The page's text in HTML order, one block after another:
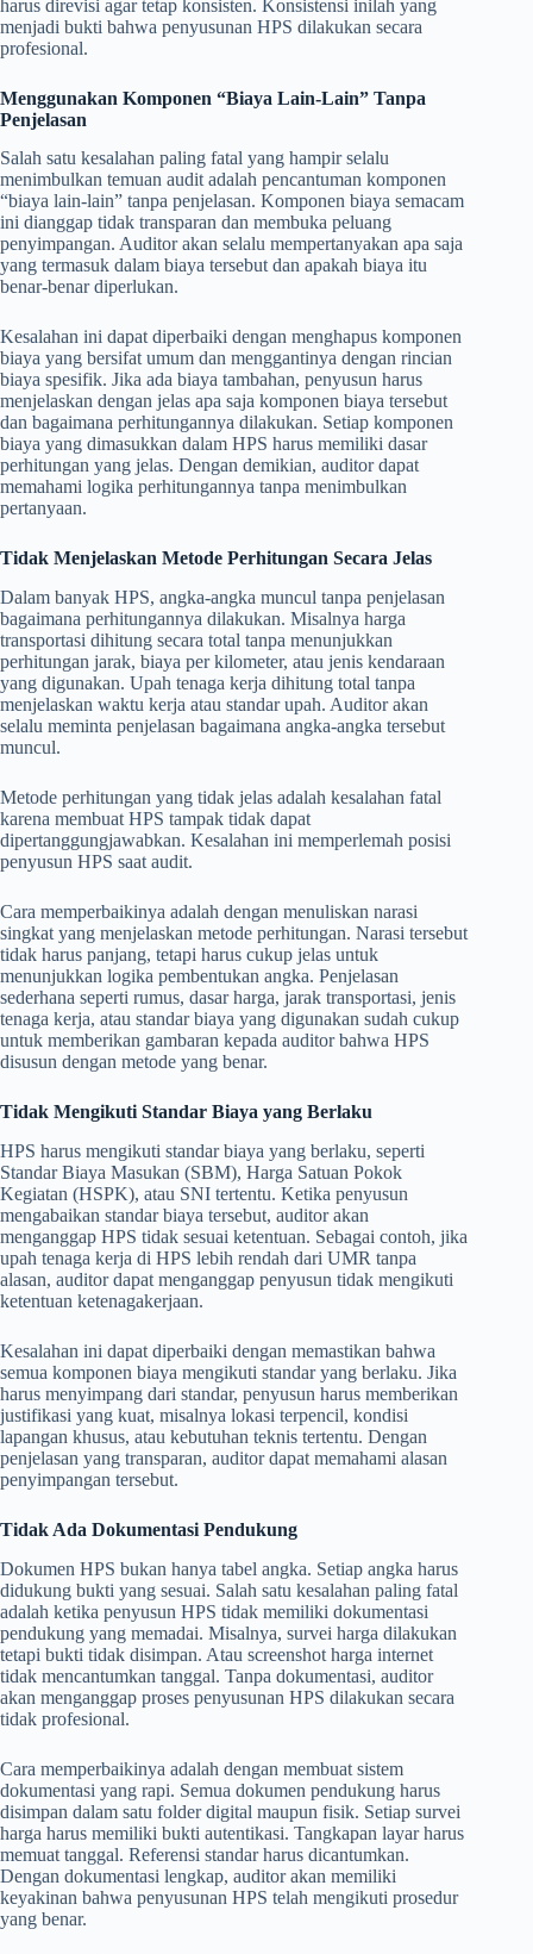
harus direvisi agar tetap konsisten. Konsistensi inilah yang
menjadi bukti bahwa penyusunan HPS dilakukan secara
profesional.
Menggunakan Komponen “Biaya Lain-Lain” Tanpa
Penjelasan
Salah satu kesalahan paling fatal yang hampir selalu
menimbulkan temuan audit adalah pencantuman komponen
“biaya lain-lain” tanpa penjelasan. Komponen biaya semacam
ini dianggap tidak transparan dan membuka peluang
penyimpangan. Auditor akan selalu mempertanyakan apa saja
yang termasuk dalam biaya tersebut dan apakah biaya itu
benar-benar diperlukan.
Kesalahan ini dapat diperbaiki dengan menghapus komponen
biaya yang bersifat umum dan menggantinya dengan rincian
biaya spesifik. Jika ada biaya tambahan, penyusun harus
menjelaskan dengan jelas apa saja komponen biaya tersebut
dan bagaimana perhitungannya dilakukan. Setiap komponen
biaya yang dimasukkan dalam HPS harus memiliki dasar
perhitungan yang jelas. Dengan demikian, auditor dapat
memahami logika perhitungannya tanpa menimbulkan
pertanyaan.
Tidak Menjelaskan Metode Perhitungan Secara Jelas
Dalam banyak HPS, angka-angka muncul tanpa penjelasan
bagaimana perhitungannya dilakukan. Misalnya harga
transportasi dihitung secara total tanpa menunjukkan
perhitungan jarak, biaya per kilometer, atau jenis kendaraan
yang digunakan. Upah tenaga kerja dihitung total tanpa
menjelaskan waktu kerja atau standar upah. Auditor akan
selalu meminta penjelasan bagaimana angka-angka tersebut
muncul.
Metode perhitungan yang tidak jelas adalah kesalahan fatal
karena membuat HPS tampak tidak dapat
dipertanggungjawabkan. Kesalahan ini memperlemah posisi
penyusun HPS saat audit.
Cara memperbaikinya adalah dengan menuliskan narasi
singkat yang menjelaskan metode perhitungan. Narasi tersebut
tidak harus panjang, tetapi harus cukup jelas untuk
menunjukkan logika pembentukan angka. Penjelasan
sederhana seperti rumus, dasar harga, jarak transportasi, jenis
tenaga kerja, atau standar biaya yang digunakan sudah cukup
untuk memberikan gambaran kepada auditor bahwa HPS
disusun dengan metode yang benar.
Tidak Mengikuti Standar Biaya yang Berlaku
HPS harus mengikuti standar biaya yang berlaku, seperti
Standar Biaya Masukan (SBM), Harga Satuan Pokok
Kegiatan (HSPK), atau SNI tertentu. Ketika penyusun
mengabaikan standar biaya tersebut, auditor akan
menganggap HPS tidak sesuai ketentuan. Sebagai contoh, jika
upah tenaga kerja di HPS lebih rendah dari UMR tanpa
alasan, auditor dapat menganggap penyusun tidak mengikuti
ketentuan ketenagakerjaan.
Kesalahan ini dapat diperbaiki dengan memastikan bahwa
semua komponen biaya mengikuti standar yang berlaku. Jika
harus menyimpang dari standar, penyusun harus memberikan
justifikasi yang kuat, misalnya lokasi terpencil, kondisi
lapangan khusus, atau kebutuhan teknis tertentu. Dengan
penjelasan yang transparan, auditor dapat memahami alasan
penyimpangan tersebut.
Tidak Ada Dokumentasi Pendukung
Dokumen HPS bukan hanya tabel angka. Setiap angka harus
didukung bukti yang sesuai. Salah satu kesalahan paling fatal
adalah ketika penyusun HPS tidak memiliki dokumentasi
pendukung yang memadai. Misalnya, survei harga dilakukan
tetapi bukti tidak disimpan. Atau screenshot harga internet
tidak mencantumkan tanggal. Tanpa dokumentasi, auditor
akan menganggap proses penyusunan HPS dilakukan secara
tidak profesional.
Cara memperbaikinya adalah dengan membuat sistem
dokumentasi yang rapi. Semua dokumen pendukung harus
disimpan dalam satu folder digital maupun fisik. Setiap survei
harga harus memiliki bukti autentikasi. Tangkapan layar harus
memuat tanggal. Referensi standar harus dicantumkan.
Dengan dokumentasi lengkap, auditor akan memiliki
keyakinan bahwa penyusunan HPS telah mengikuti prosedur
yang benar.